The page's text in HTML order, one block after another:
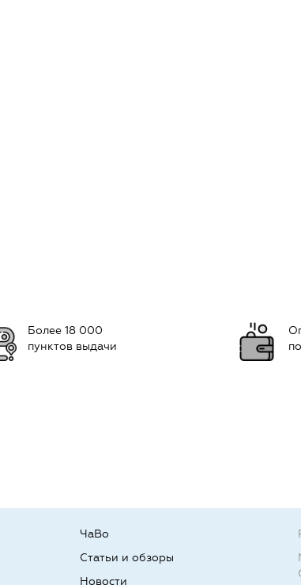
Более 18 000
пунктов выдачи
ЧаВо
Статьи и обзоры
Новости